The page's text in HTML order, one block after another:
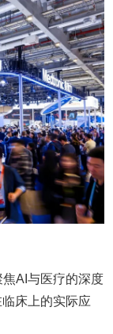
焦AI与医疗的深度
床上的实际应